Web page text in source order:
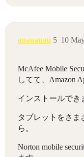
auauauau 10
5
McAfee Mobile
してて、Amazon
インストールでき
タブレットをさま
ら。
Norton mobile